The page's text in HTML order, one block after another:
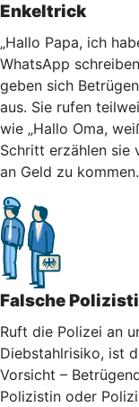
Enkeltrick
„Hallo Papa, ich
WhatsApp
geben sich
aus. Sie rufen
wie „Hallo Oma,
Schritt erzählen sie
an Geld zu kommen.
Falsche
Ruft die Polizei an
Diebstahlrisiko, ist
Vorsicht –
Polizistin oder